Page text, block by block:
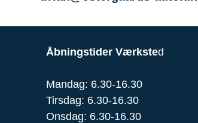
Åbningstider Værksted
Mandag: 6.30-16.30
Tirsdag: 6.30-16.30
Onsdag: 6.30-16.30